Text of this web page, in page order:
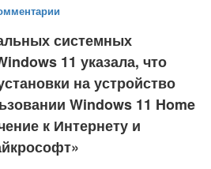
системных
11 указала, что
на устройство
Windows 11 Home
к Интернету и